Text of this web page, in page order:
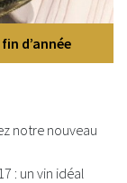
d’année
notre nouveau
: un vin idéal